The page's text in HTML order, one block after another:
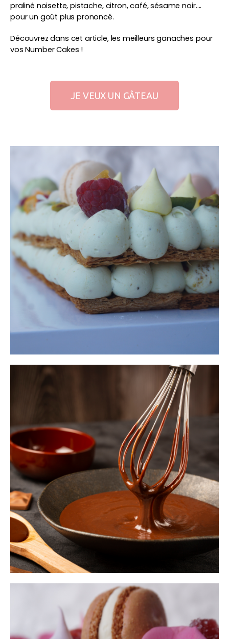
praliné noisette, pistache, citron, café, sésame noir….
pour un goût plus prononcé.
Découvrez dans cet article, les meilleurs ganaches pour
vos Number Cakes !
JE VEUX UN GÂTEAU